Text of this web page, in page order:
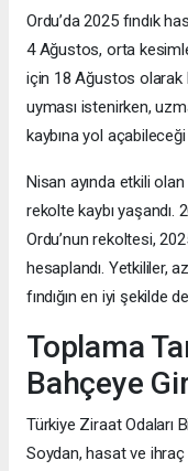
Ordu’da 2025 fındık
4 Ağustos, orta
için 18 Ağustos olarak
uyması istenirken,
kaybına yol açabileceği
Nisan ayında etkili
rekolte kaybı
Ordu’nun rekoltesi,
hesaplandı. Yetkililer,
fındığın en iyi şekilde
Toplama
Bahçeye
Türkiye Ziraat Odaları
Soydan, hasat ve